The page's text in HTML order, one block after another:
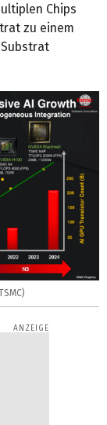
Chips
zu einem